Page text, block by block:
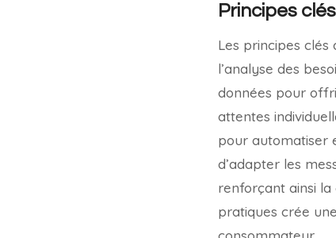
Principes
Les principes clés
l’analyse des
données pour
attentes
pour automatiser
d’adapter les
renforçant ainsi la
pratiques crée